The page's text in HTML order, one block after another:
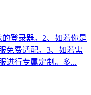
登录器。2、如若你是
免费适配。3、如若需
进行专属定制。多...